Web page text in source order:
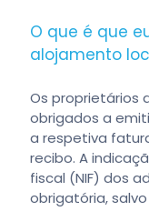
O que é que
alojamento
Os proprietários
obrigados a
a respetiva
recibo. A
fiscal (NIF) dos
obrigatória,